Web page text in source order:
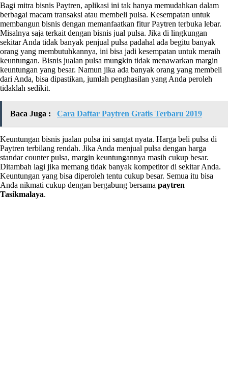
Bagi mitra bisnis Paytren, aplikasi ini tak hanya memudahkan dalam
berbagai macam transaksi atau membeli pulsa. Kesempatan untuk
membangun bisnis dengan memanfaatkan fitur Paytren terbuka lebar.
Misalnya saja terkait dengan bisnis jual pulsa. Jika di lingkungan
sekitar Anda tidak banyak penjual pulsa padahal ada begitu banyak
orang yang membutuhkannya, ini bisa jadi kesempatan untuk meraih
keuntungan. Bisnis jualan pulsa mungkin tidak menawarkan margin
keuntungan yang besar. Namun jika ada banyak orang yang membeli
dari Anda, bisa dipastikan, jumlah penghasilan yang Anda peroleh
tidaklah sedikit.
Baca Juga : Cara Daftar Paytren Gratis Terbaru 2019
Keuntungan bisnis jualan pulsa ini sangat nyata. Harga beli pulsa di
Paytren terbilang rendah. Jika Anda menjual pulsa dengan harga
standar counter pulsa, margin keuntungannya masih cukup besar.
Ditambah lagi jika memang tidak banyak kompetitor di sekitar Anda.
Keuntungan yang bisa diperoleh tentu cukup besar. Semua itu bisa
Anda nikmati cukup dengan bergabung bersama paytren
Tasikmalaya.